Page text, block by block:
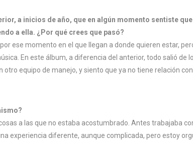
a inicios de año, que en algún momento sentiste
a ella. ¿Por qué crees que pasó?
ese momento en el que llegan a donde quieren estar,
En este álbum, a diferencia del anterior, todo salió de
otro equipo de manejo, y siento que ya no tiene relación
a las que no estaba acostumbrado. Antes trabajaba
experiencia diferente, aunque complicada, pero estoy